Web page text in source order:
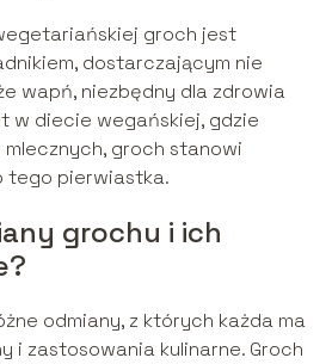
groch jest
dostarczającym nie
wapń, niezbędny dla zdrowia
w diecie wegańskiej, gdzie
groch stanowi
tego pierwiastka.
grochu i ich
odmiany, z których każda ma
i zastosowania kulinarne. Groch